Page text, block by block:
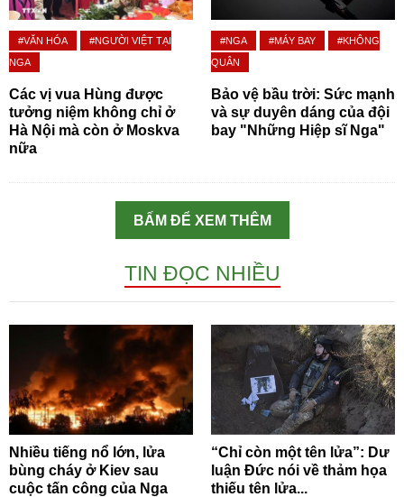
#VĂN HÓA
#NGƯỜI VIỆT TẠI
NGA
Các vị vua Hùng được
tưởng niệm không chỉ ở
Hà Nội mà còn ở Moskva
nữa
#NGA #MÁY BAY
#KHÔNG
QUÂN
Bảo vệ bầu trời: Sức mạnh
và sự duyên dáng của đội
bay "Những Hiệp sĩ Nga"
BẤM ĐỂ XEM THÊM
TIN ĐỌC NHIỀU
Nhiều tiếng nổ lớn, lửa
bùng cháy ở Kiev sau
cuộc tấn công của Nga
“Chỉ còn một tên lửa”: Dư
luận Đức nói về thảm họa
thiếu tên lửa...